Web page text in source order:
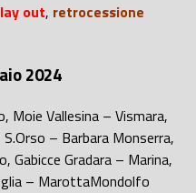
out, retrocessione
2024
Moie Vallesina – Vismara,
– Barbara Monserra,
Gabicce Gradara – Marina,
– MarottaMondolfo